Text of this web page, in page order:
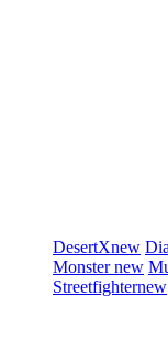
DesertXnew
Monsternew
Streetfighternew